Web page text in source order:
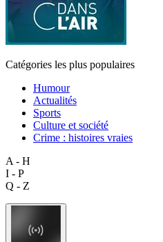
Catégories les plus populaires
Humour
Actualités
Sports
Culture et société
Crime : histoires vraies
A - H
I - P
Q - Z